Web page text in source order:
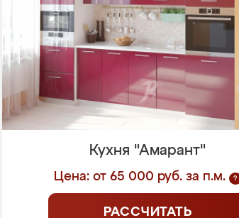
Кухня "Амарант"
Цена: от 65 000 руб. за п.м. ?
РАССЧИТАТЬ